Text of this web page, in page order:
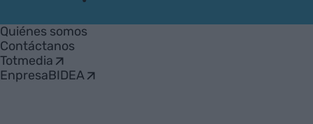
Empresa
Quiénes somos
Contáctanos
Totmedia
EnpresaBIDEA